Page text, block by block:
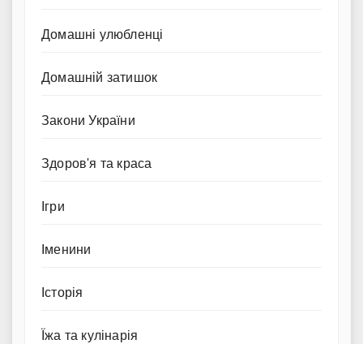
Домашні улюбленці
Домашній затишок
Закони України
Здоров'я та краса
Ігри
Іменини
Історія
Їжа та кулінарія